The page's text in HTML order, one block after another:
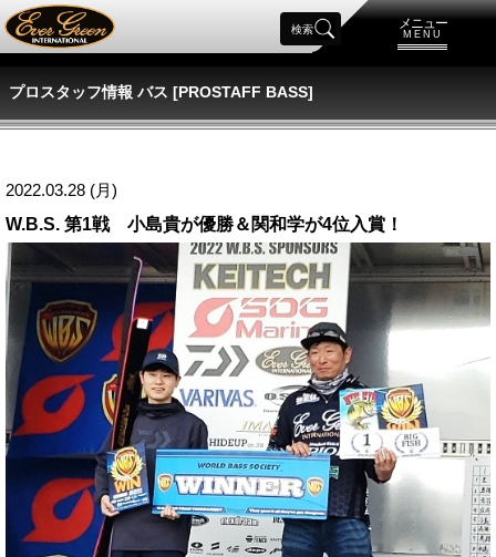
メニュー
MENU
検索
プロスタッフ情報 バス [PROSTAFF BASS]
2022.03.28 (月)
W.B.S. 第1戦 小島貴が優勝＆関和学が4位入賞！